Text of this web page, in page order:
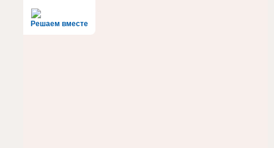
Решаем вместе